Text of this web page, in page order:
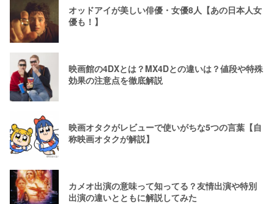
オッドアイが美しい俳優・女優8人【あの日本人女
優も！】
映画館の4DXとは？MX4Dとの違いは？値段や特殊
効果の注意点を徹底解説
映画オタクがレビューで使いがちな5つの言葉【自
称映画オタクが解説】
カメオ出演の意味って知ってる？友情出演や特別
出演の違いとともに解説してみた